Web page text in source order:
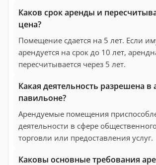
Каков срок аренды и
цена?
Помещение сдается на 5 лет. Если
арендуется на срок до 10 лет,
пересчитывается через 5 лет.
Какая деятельность разрешена
павильоне?
Арендуемые помещения
деятельности в сфере
торговли или предоставления услуг.
Каковы основные требования